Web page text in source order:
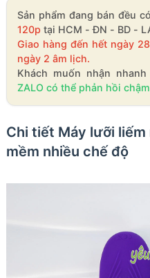
Sản phẩm đang bán đều
120p tại HCM - ĐN - BD -
Giao hàng đến hết ngày
ngày 2 âm lịch.
Khách muốn nhận
ZALO có thể phản hồi chậm
Chi tiết Máy lưỡi
mềm nhiều chế độ